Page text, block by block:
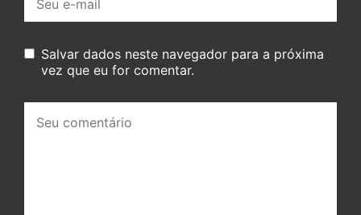
mail:
Salvar dados neste navegador para a próxima
vez que eu for comentar.
comentário: